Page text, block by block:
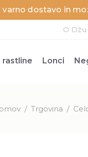
varno dostavo in
O
rastline Lonci
/ Trgovina /